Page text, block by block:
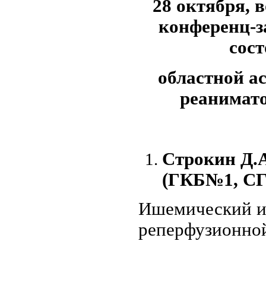
28 октября,
конференц-
областной
Строкин
(ГКБ№1,
Ишемический